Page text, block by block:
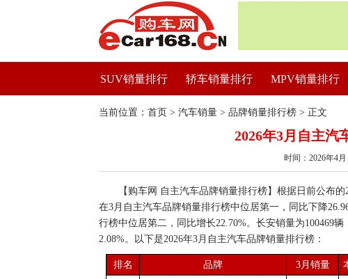
SUV销量排行 轿车销量排行 MPV销量排行
当前位置： 首页 > 汽车销量 > 品牌销量排行榜 > 正文
2026年3月自主汽
时间：2026年4
【购车网 自主汽车品牌销量排行榜】根据日前公布
在3月自主汽车品牌销量排行榜中位居第一，同比下降
行榜中位居第二，同比增长22.70%。长安销量为100469
2.08%。以下是2026年3月自主汽车品牌销量排行榜：
排名 品牌 3月销量